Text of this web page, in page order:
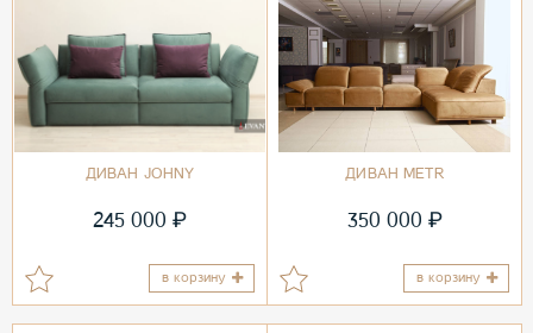
ДИВАН JOHNY
245 000 ₽
в корзину
ДИВАН METR
350 000 ₽
в корзину